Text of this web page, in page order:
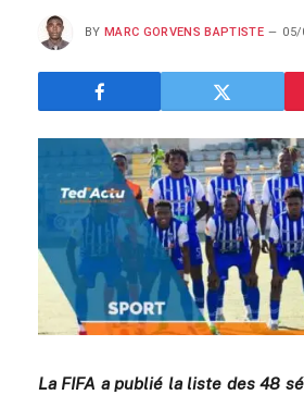
BY MARC GORVENS BAPTISTE 05/
La FIFA a publié la liste des 48